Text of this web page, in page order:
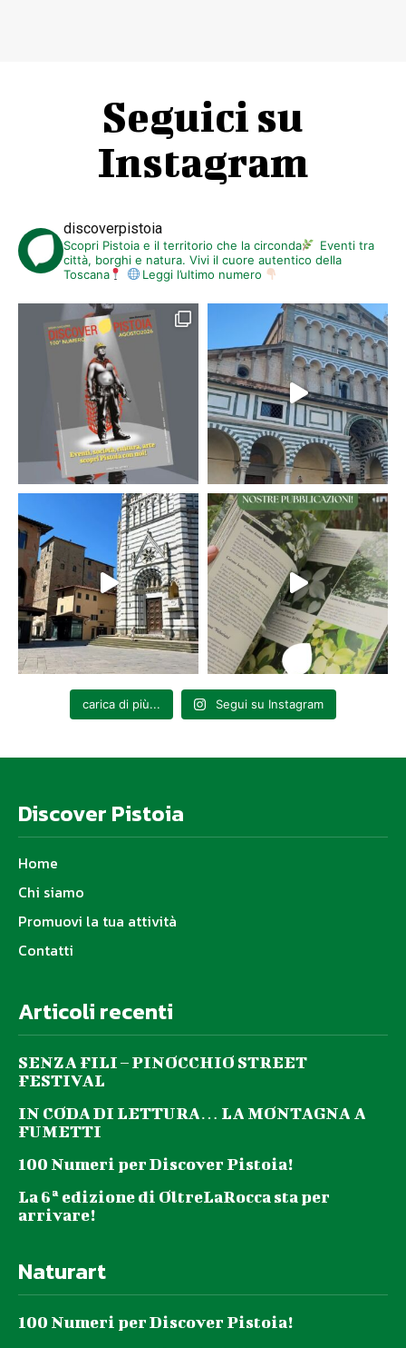
Seguici su
Instagram
discoverpistoia
Scopri Pistoia e il territorio che la circonda
Eventi tra
città, borghi e natura. Vivi il cuore autentico della
Toscana
Leggi l’ultimo numero
carica di più... Segui su Instagram
Discover Pistoia
Home
Chi siamo
Promuovi la tua attività
Contatti
Articoli recenti
SENZA FILI – PINOCCHIO STREET
FESTIVAL
IN CODA DI LETTURA… LA MONTAGNA A
FUMETTI
100 Numeri per Discover Pistoia!
La 6ª edizione di OltreLaRocca sta per
arrivare!
Naturart
100 Numeri per Discover Pistoia!